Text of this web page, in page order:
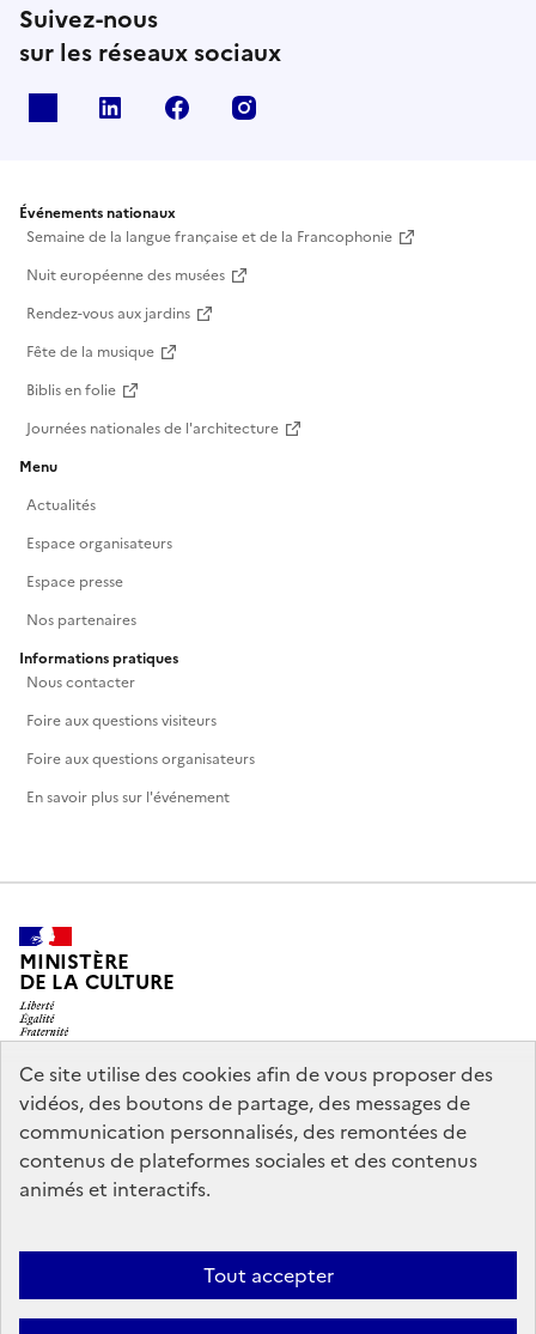
Ce site utilise des cookies afin de vous proposer des
vidéos, des boutons de partage, des messages de
communication personnalisés, des remontées de
contenus de plateformes sociales et des contenus
animés et interactifs.
Tout accepter
Suivez-nous
sur les réseaux sociaux
Linkedin Facebook
Événements nationaux
Semaine de la langue française et de la Francophonie
Nuit européenne des musées
Rendez-vous aux jardins
Fête de la musique
Biblis en folie
Journées nationales de l'architecture
Menu
Actualités
Espace organisateurs
Espace presse
Nos partenaires
Informations pratiques
Nous contacter
Foire aux questions visiteurs
Foire aux questions organisateurs
En savoir plus sur l'événement
MINISTÈRE
DE LA CULTURE
legifrance.gouv.fr
info.gouv.fr
service-public.gouv.fr
data.gouv.fr
Mentions légales
conforme
Politique d’utilisation des témoins de connexion